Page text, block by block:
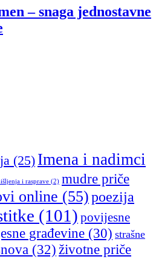
– snaga jednostavne
(25) Imena i nadimci
i rasprave (2) mudre priče
online (55)poezija
(101) povijesne
građevine (30) strašne
(32) životne priče